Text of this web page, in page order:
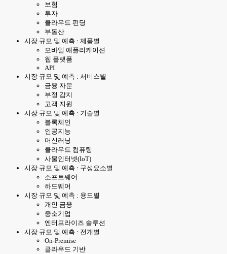
보험
투자
클라우드 펀딩
부동산
시장 규모 및 예측 : 제품별
모바일 애플리케이션
웹 플랫폼
API
시장 규모 및 예측 : 서비스별
금융 자문
부정 감지
고객 지원
시장 규모 및 예측 : 기술별
블록체인
인공지능
머신러닝
클라우드 컴퓨팅
사물인터넷(IoT)
시장 규모 및 예측 : 구성요소별
소프트웨어
하드웨어
시장 규모 및 예측 : 용도별
개인 금융
중소기업
엔터프라이즈 솔루션
시장 규모 및 예측 : 전개별
On-Premise
클라우드 기반